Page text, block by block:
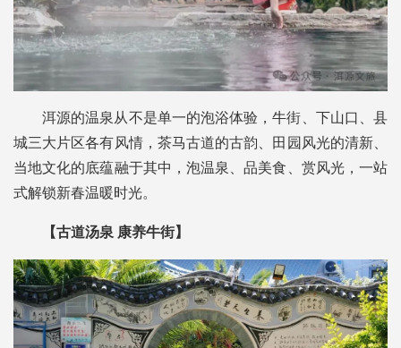
洱源的温泉从不是单一的泡浴体验，牛街、下山口、县
城三大片区各有风情，茶马古道的古韵、田园风光的清新、
当地文化的底蕴融于其中，泡温泉、品美食、赏风光，一站
式解锁新春温暖时光。
【古道汤泉 康养牛街】